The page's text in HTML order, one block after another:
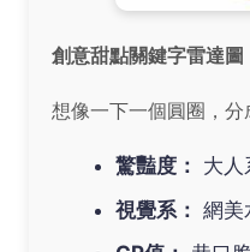
創意甜點關鍵字雷達圖
想像一下一個圓圈，分
驚豔度： 大人
視覺系： 網美